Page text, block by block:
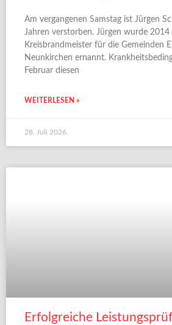
Am vergangenen Samstag ist Jürgen
Jahren verstorben. Jürgen wurde 2014
Kreisbrandmeister für die Gemeinden
Neunkirchen ernannt.
Februar diesen
WEITERLESEN »
28. Juli 2026
Erfolgreiche